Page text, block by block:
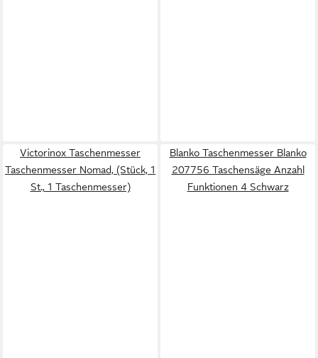
Victorinox Taschenmesser
Taschenmesser Nomad, (Stück, 1
St., 1 Taschenmesser)
Blanko Taschenmesser Blanko
207756 Taschensäge Anzahl
Funktionen 4 Schwarz